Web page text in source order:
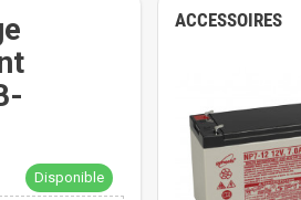
Disponible
ACCESSOIRES